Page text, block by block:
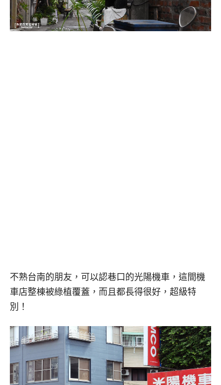
不熟台南的朋友，可以認巷口的光陽機車，這間機
車店整棟被綠植覆蓋，而且都長得很好，超級特
別！